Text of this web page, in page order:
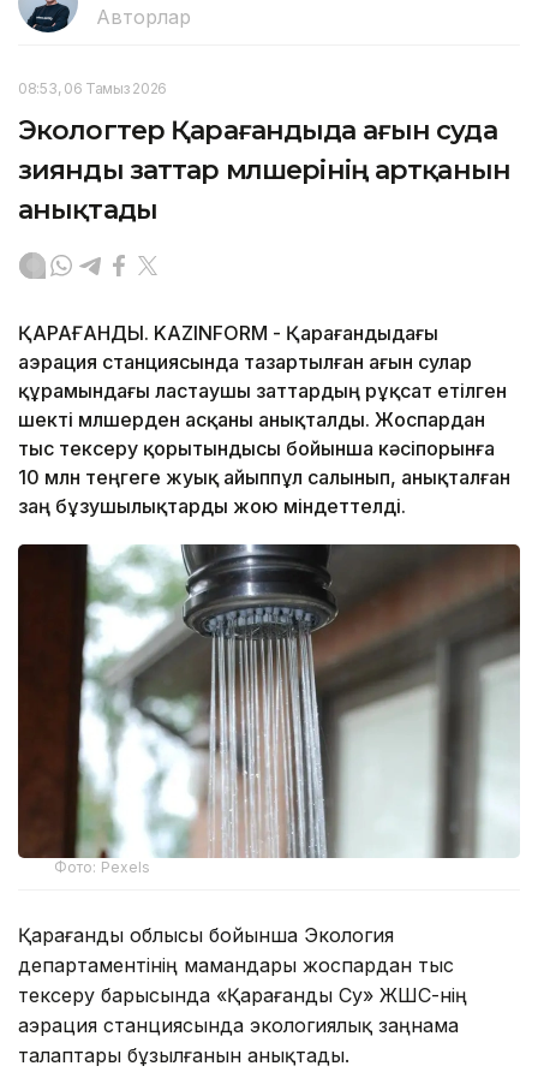
Авторлар
08:53, 06 Тамыз 2026
Экологтер Қарағандыда ағын суда
зиянды заттар мөлшерінің артқанын
анықтады
ҚАРАҒАНДЫ. KAZINFORM - Қарағандыдағы
аэрация станциясында тазартылған ағын сулар
құрамындағы ластаушы заттардың рұқсат етілген
шекті мөлшерден асқаны анықталды. Жоспардан
тыс тексеру қорытындысы бойынша кәсіпорынға
10 млн теңгеге жуық айыппұл салынып, анықталған
заң бұзушылықтарды жою міндеттелді.
Фото: Pexels
Қарағанды облысы бойынша Экология
департаментінің мамандары жоспардан тыс
тексеру барысында «Қарағанды Су» ЖШС-нің
аэрация станциясында экологиялық заңнама
талаптары бұзылғанын анықтады.